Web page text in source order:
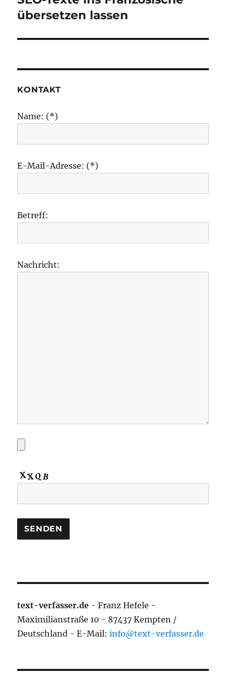
Beitrag:
übersetzen lassen
KONTAKT
Name: (*)
E-Mail-Adresse: (*)
Betreff:
Nachricht:
text-verfasser.de - Franz Hefele -
Maximilianstraße 10 - 87437 Kempten /
Deutschland - E-Mail:info@text-verfasser.de